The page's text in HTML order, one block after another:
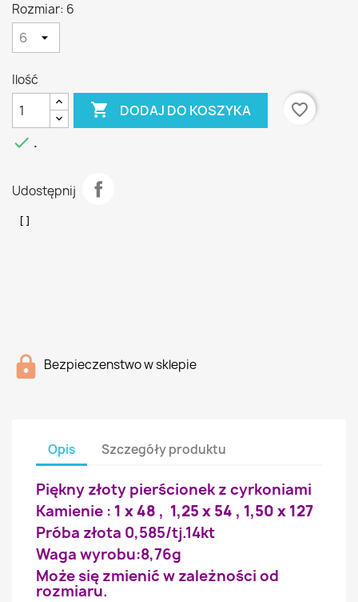
Rozmiar: 6
Ilość
 DODAJ DO KOSZYKA
favorite_border
 .
Udostępnij
Bezpieczenstwo w sklepie
Opis Szczegóły produktu
Piękny złoty pierścionek z cyrkoniami
Kamienie : 1 x 48 , 1,25 x 54 , 1,50 x 127
Próba złota 0,585/tj.14kt
Waga wyrobu:8,76g
Może się zmienić w zależności od
rozmiaru.